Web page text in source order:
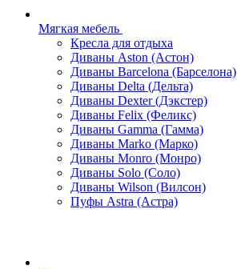
Мягкая мебель
Кресла для отдыха
Диваны Aston (Астон)
Диваны Barcelona (Барселона)
Диваны Delta (Дельта)
Диваны Dexter (Дэкстер)
Диваны Felix (Феликс)
Диваны Gamma (Гамма)
Диваны Marko (Марко)
Диваны Monro (Монро)
Диваны Solo (Соло)
Диваны Wilson (Вилсон)
Пуфы Astra (Астра)